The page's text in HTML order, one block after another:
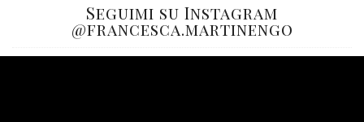
Seguimi su Instagram
@francesca.martinengo